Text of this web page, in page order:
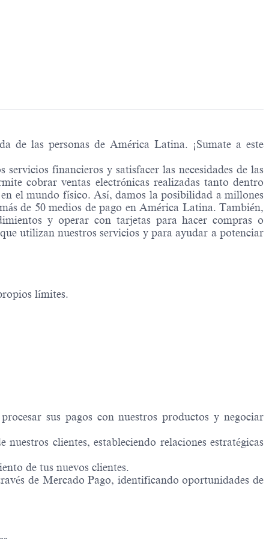
de las personas de América Latina. ¡Sumate a este
financieros y satisfacer las necesidades de las
cobrar ventas electrónicas realizadas tanto dentro
el mundo físico. Así, damos la posibilidad a millones
de 50 medios de pago en América Latina. También,
y operar con tarjetas para hacer compras o
utilizan nuestros servicios y para ayudar a potenciar
límites.
sus pagos con nuestros productos y negociar
clientes, estableciendo relaciones estratégicas
de tus nuevos clientes.
de Mercado Pago, identificando oportunidades de